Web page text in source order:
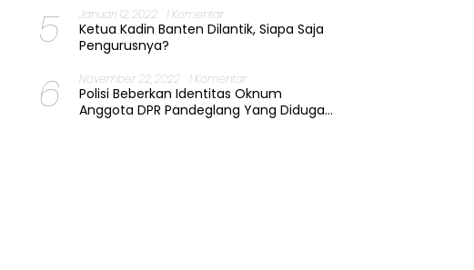
5 Januari 12, 2022 1 Komentar
Ketua Kadin Banten Dilantik, Siapa Saja
Pengurusnya?
6 November 22, 2022 1 Komentar
Polisi Beberkan Identitas Oknum
Anggota DPR Pandeglang Yang Diduga